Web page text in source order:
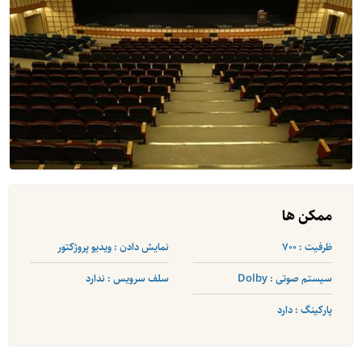
ممکن ها
ظرفیت : 700
نمایش دادن : ویدیو پروژکتور
سیستم صوتی : Dolby
سلف سرویس : ندارد
پارکینگ : دارد